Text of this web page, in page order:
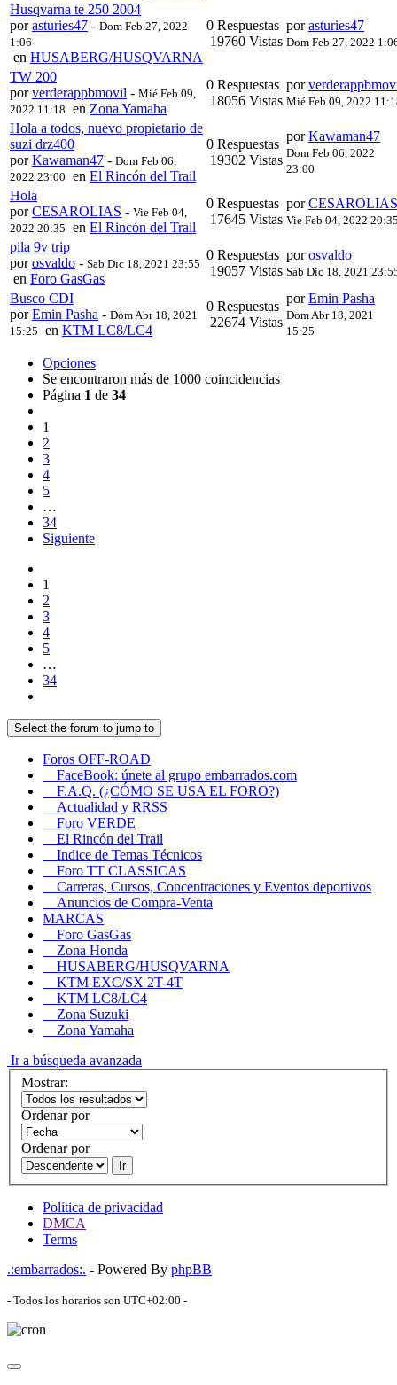
Husqvarna te 250 2004
porasturies47 - Dom Feb 27, 2022
1:06
en HUSABERG/HUSQVARNA
0 Respuestas
19760 Vistas
porasturies47
Dom Feb 27, 2022
TW 200
porverderappbmovil - Mié Feb 09,
2022 11:18 en Zona Yamaha
0 Respuestas
18056 Vistas
por
Mié Feb 09, 2022
Hola a todos, nuevo propietario de
suzi drz400
porKawaman47 - Dom Feb 06,
2022 23:00 en El Rincón del Trail
0 Respuestas
19302 Vistas
porKawaman47
Dom Feb 06, 2022
23:00
Hola
porCESAROLIAS - Vie Feb 04,
2022 20:35 en El Rincón del Trail
0 Respuestas
17645 Vistas
porCESAROLIAS
Vie Feb 04, 2022
pila 9v trip
porosvaldo - Sab Dic 18, 2021 23:55
en Foro GasGas
0 Respuestas
19057 Vistas
porosvaldo
Sab Dic 18, 2021
Busco CDI
porEmin Pasha - Dom Abr 18, 2021
15:25 en KTM LC8/LC4
0 Respuestas
22674 Vistas
porEmin Pasha
Dom Abr 18, 2021
15:25
Opciones
Se encontraron más de 1000 coincidencias
Página 1 de 34
1
2
3
4
5
…
34
Siguiente
1
2
3
4
5
…
34
Select the forum to jump to
Foros OFF-ROAD
FaceBook: únete al grupo embarrados.com
F.A.Q. (¿CÓMO SE USA EL FORO?)
Actualidad y RRSS
Foro VERDE
El Rincón del Trail
Indice de Temas Técnicos
Foro TT CLASSICAS
Carreras, Cursos, Concentraciones y Eventos deportivos
Anuncios de Compra-Venta
MARCAS
Foro GasGas
Zona Honda
HUSABERG/HUSQVARNA
KTM EXC/SX 2T-4T
KTM LC8/LC4
Zona Suzuki
Zona Yamaha
Ir a búsqueda avanzada
Mostrar:
Ordenar por
Ordenar por
Ir
Política de privacidad
DMCA
Terms
.:embarrados:. - Powered By phpBB
- Todos los horarios son UTC+02:00 -